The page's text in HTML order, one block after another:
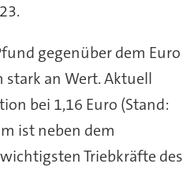
gegenüber dem Euro
an Wert. Aktuell
bei 1,16 Euro (Stand:
ist neben dem
Triebkräfte des